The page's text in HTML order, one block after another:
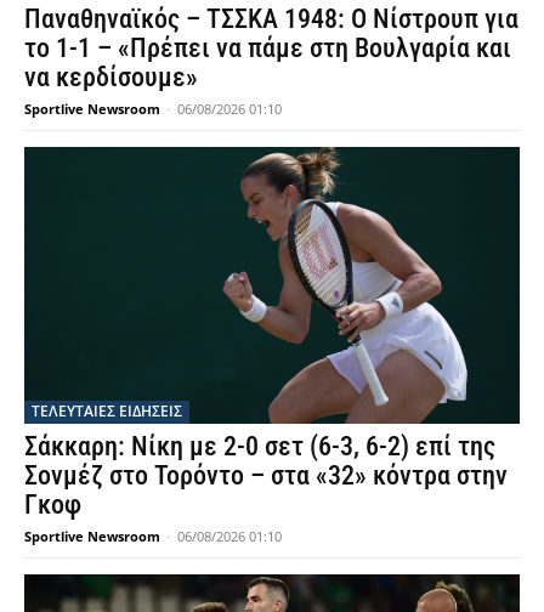
Παναθηναϊκός – ΤΣΣΚΑ 1948: Ο Νίστρουπ για
το 1-1 – «Πρέπει να πάμε στη Βουλγαρία και
να κερδίσουμε»
Sportlive Newsroom - 06/08/2026 01:10
ΤΕΛΕΥΤΑΙΕΣ ΕΙΔΗΣΕΙΣ
Σάκκαρη: Νίκη με 2-0 σετ (6-3, 6-2) επί της
Σονμέζ στο Τορόντο – στα «32» κόντρα στην
Γκοφ
Sportlive Newsroom - 06/08/2026 01:10